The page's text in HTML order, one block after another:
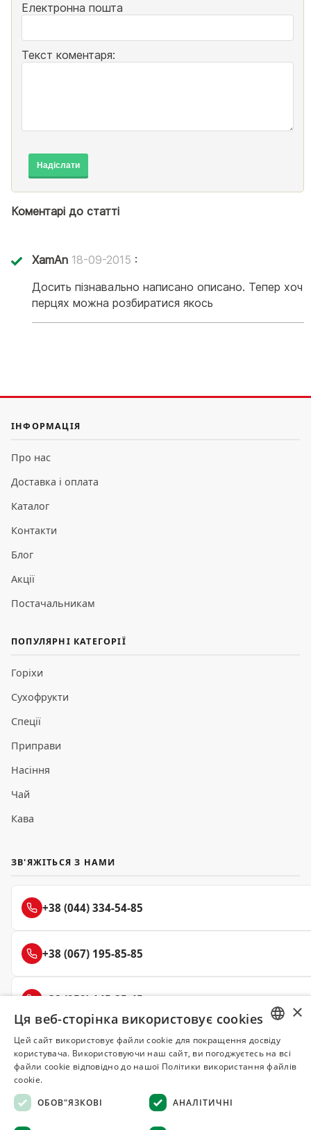
Електронна пошта
Текст коментаря:
Надіслати
Коментарі до статті
XamAn 18-09-2015 :
Досить пізнавально написано описано. Тепер хоч
перцях можна розбиратися якось
ІНФОРМАЦІЯ
Про нас
Доставка і оплата
Каталог
Контакти
Блог
Акції
Постачальникам
ПОПУЛЯРНІ КАТЕГОРІЇ
Горіхи
Сухофрукти
Спеції
Приправи
Насіння
Чай
Кава
ЗВ'ЯЖІТЬСЯ З НАМИ
+38 (044) 334-54-85
+38 (067) 195-85-85
+38 (050) 145-85-45
Делюкс UKRAINIAN
×
Ця веб-сторінка використовує cookies
Цей сайт використовує файли cookie для покращення досвіду
користувача. Використовуючи наш сайт, ви погоджуєтесь на всі
файли cookie відповідно до нашої Політики використання файлів
cookie.
ОБОВ"ЯЗКОВІ
АНАЛІТИЧНІ